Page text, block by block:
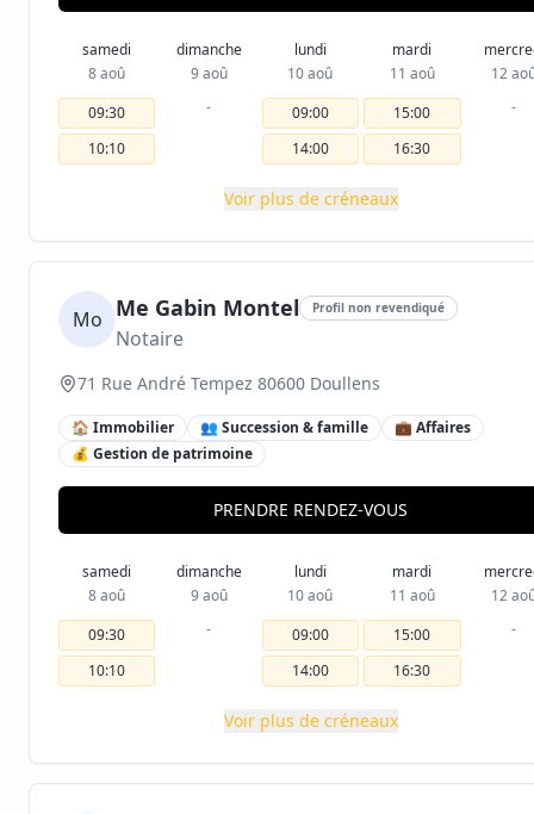
samedi
8 aoû
09:30
10:10
dimanche
9 aoû
-
lundi
10 aoû
09:00
14:00
mardi
11 aoû
15:00
16:30
12
-
Voir plus de créneaux
Mo Me Gabin Montel Profil non revendiqué
Notaire
71 Rue André Tempez 80600 Doullens
🏠 Immobilier 👥 Succession & famille
💼 Affaires
💰 Gestion de patrimoine
PRENDRE RENDEZ-VOUS
samedi
8 aoû
09:30
10:10
dimanche
9 aoû
-
lundi
10 aoû
09:00
14:00
mardi
11 aoû
15:00
16:30
12
-
Voir plus de créneaux